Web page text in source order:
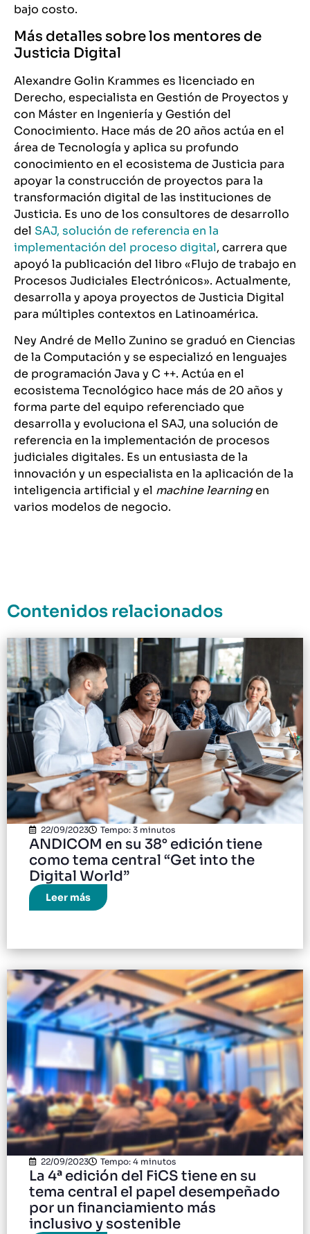
bajo costo.
Más detalles sobre los mentores de
Justicia Digital
Alexandre Golin Krammes es licenciado en
Derecho, especialista en Gestión de Proyectos y
con Máster en Ingeniería y Gestión del
Conocimiento. Hace más de 20 años actúa en el
área de Tecnología y aplica su profundo
conocimiento en el ecosistema de Justicia para
apoyar la construcción de proyectos para la
transformación digital de las instituciones de
Justicia. Es uno de los consultores de desarrollo
del SAJ, solución de referencia en la
implementación del proceso digital, carrera que
apoyó la publicación del libro «Flujo de trabajo en
Procesos Judiciales Electrónicos». Actualmente,
desarrolla y apoya proyectos de Justicia Digital
para múltiples contextos en Latinoamérica.
Ney André de Mello Zunino se graduó en Ciencias
de la Computación y se especializó en lenguajes
de programación Java y C ++. Actúa en el
ecosistema Tecnológico hace más de 20 años y
forma parte del equipo referenciado que
desarrolla y evoluciona el SAJ, una solución de
referencia en la implementación de procesos
judiciales digitales. Es un entusiasta de la
innovación y un especialista en la aplicación de la
inteligencia artificial y el machine learningen
varios modelos de negocio.
Contenidos relacionados
22/09/2023 Tempo: 3 minutos
ANDICOM en su 38° edición tiene
como tema central “Get into the
Digital World”
Leer más
22/09/2023 Tempo: 4 minutos
La 4ª edición del FiCS tiene en su
tema central el papel desempeñado
por un financiamiento más
inclusivo y sostenible